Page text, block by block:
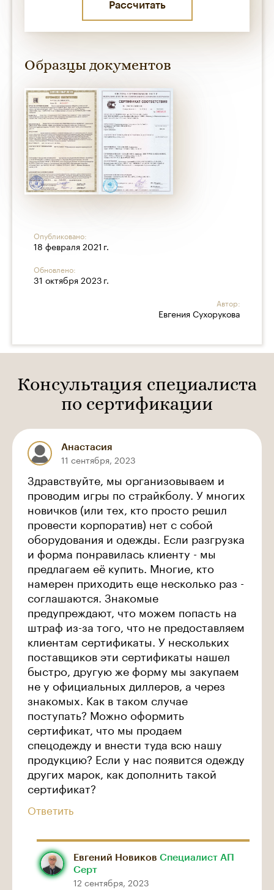
Образцы документов
Опубликовано:
18 февраля 2021 г.
Обновлено:
31 октября 2023 г.
Автор:
Евгения Сухорукова
Консультация специалиста
по сертификации
Анастасия
11 сентября, 2023
Здравствуйте, мы организовываем и
проводим игры по страйкболу. У многих
новичков (или тех, кто просто решил
провести корпоратив) нет с собой
оборудования и одежды. Если разгрузка
и форма понравилась клиенту - мы
предлагаем её купить. Многие, кто
намерен приходить еще несколько раз -
соглашаются. Знакомые
предупреждают, что можем попасть на
штраф из-за того, что не предоставляем
клиентам сертификаты. У нескольких
поставщиков эти сертификаты нашел
быстро, другую же форму мы закупаем
не у официальных диллеров, а через
знакомых. Как в таком случае
поступать? Можно оформить
сертификат, что мы продаем
спецодежду и внести туда всю нашу
продукцию? Если у нас появится одежду
других марок, как дополнить такой
сертификат?
Ответить
Евгений Новиков Специалист АП
Серт
12 сентября, 2023